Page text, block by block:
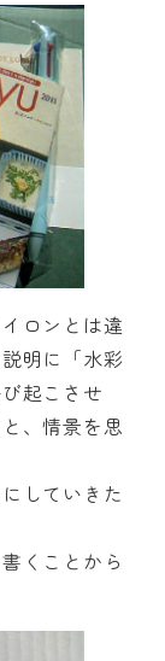
ロンとは違
明に「水彩
起こさせ
、情景を思
していきた
くことから